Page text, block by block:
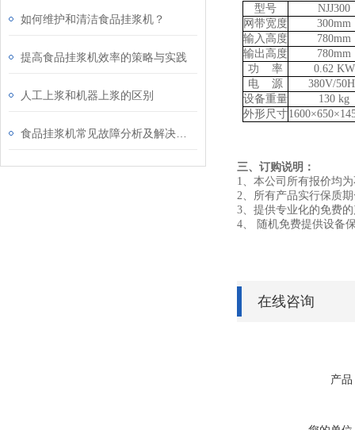
如何维护和清洁食品挂浆机？
提高食品挂浆机效率的策略与实践
人工上浆和机器上浆的区别
型号
NJJ300
网带宽度
300mm
输入高度
780mm
输出高度
780mm
功 率
0.62 KW
电 源
380V/
设备重量
130 kg
外形尺寸
三、订购说明：
1、本公司所有报价均
2、所有产品实行保质
3、提供专业化的免费
4、 随机免费提供设备
在线咨询
产品